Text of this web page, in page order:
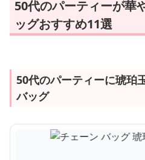
50代のパーティーが華
ッグおすすめ11選
50代のパーティーに琥珀
バッグ